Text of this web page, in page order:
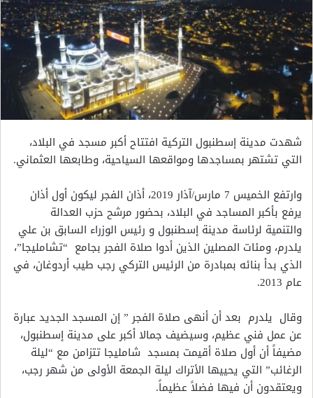
شهدت مدينة إسطنبول التركية افتتاح أكبر مسجد في البلاد،
التي تشتهر بمساجدها ومواقعها السياحية، وطابعها العثماني.
وارتفع الخميس 7 مارس/آذار 2019، أذان الفجر ليكون أول أذان
يرفع بأكبر المساجد في البلاد، بحضور مرشح حزب العدالة
والتنمية لرئاسة مدينة إسطنبول و رئيس الوزراء السابق بن علي
يلدرم، ومئات المصلين الذين أدوا صلاة الفجر بجامع “تشامليجا”،
الذي بدأ بنائه بمبادرة من الرئيس التركي رجب طيب أردوغان، في
عام 2013.
وقال يلدرم بعد أن أنهى صلاة الفجر ” إن المسجد الجديد عبارة
عن عمل فني عظيم، وسيضيف جمالا أكبر على مدينة إسطنبول،
مضيفاً أن أول صلاة أقيمت بمسجد شامليجا تتزامن مع “ليلة
الرغائب” التي يحييها الأتراك ليلة الجمعة الأولى من شهر رجب،
ويعتقدون أن فيها فضلاً عظيماً.